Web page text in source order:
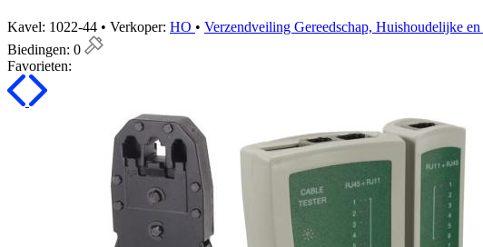
Kavel: 1022-44 • Verkoper: HO • Verzendveiling Gereedschap, Huishoudelijke
Biedingen: 0
Favorieten: